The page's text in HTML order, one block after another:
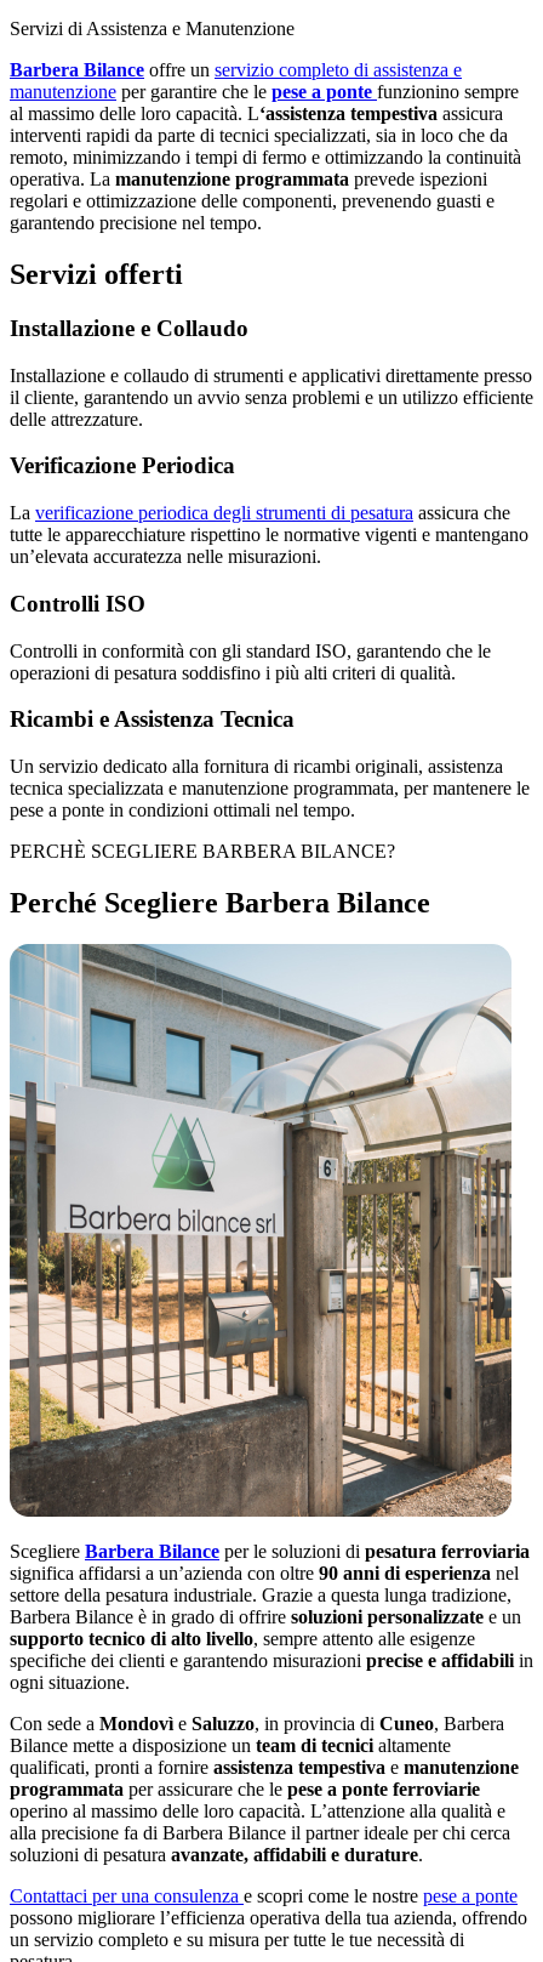
Servizi di Assistenza e Manutenzione
Barbera Bilance offre un servizio completo di assistenza e
manutenzione per garantire che le pese a ponte funzionino sempre
al massimo delle loro capacità. L‘assistenza tempestiva assicura
interventi rapidi da parte di tecnici specializzati, sia in loco che da
remoto, minimizzando i tempi di fermo e ottimizzando la continuità
operativa. La manutenzione programmata prevede ispezioni
regolari e ottimizzazione delle componenti, prevenendo guasti e
garantendo precisione nel tempo.
Servizi offerti
Installazione e Collaudo
Installazione e collaudo di strumenti e applicativi direttamente presso
il cliente, garantendo un avvio senza problemi e un utilizzo efficiente
delle attrezzature.
Verificazione Periodica
La verificazione periodica degli strumenti di pesatura assicura che
tutte le apparecchiature rispettino le normative vigenti e mantengano
un’elevata accuratezza nelle misurazioni.
Controlli ISO
Controlli in conformità con gli standard ISO, garantendo che le
operazioni di pesatura soddisfino i più alti criteri di qualità.
Ricambi e Assistenza Tecnica
Un servizio dedicato alla fornitura di ricambi originali, assistenza
tecnica specializzata e manutenzione programmata, per mantenere le
pese a ponte in condizioni ottimali nel tempo.
PERCHÈ SCEGLIERE BARBERA BILANCE?
Perché Scegliere Barbera Bilance
Scegliere Barbera Bilance per le soluzioni di pesatura ferroviaria
significa affidarsi a un’azienda con oltre 90 anni di esperienza nel
settore della pesatura industriale. Grazie a questa lunga tradizione,
Barbera Bilance è in grado di offrire soluzioni personalizzate e un
supporto tecnico di alto livello, sempre attento alle esigenze
specifiche dei clienti e garantendo misurazioni precise e affidabili in
ogni situazione.
Con sede a Mondovì e Saluzzo, in provincia di Cuneo, Barbera
Bilance mette a disposizione un team di tecnici altamente
qualificati, pronti a fornire assistenza tempestiva e manutenzione
programmata per assicurare che le pese a ponte ferroviarie
operino al massimo delle loro capacità. L’attenzione alla qualità e
alla precisione fa di Barbera Bilance il partner ideale per chi cerca
soluzioni di pesatura avanzate, affidabili e durature.
Contattaci per una consulenza e scopri come le nostre pese a ponte
possono migliorare l’efficienza operativa della tua azienda, offrendo
un servizio completo e su misura per tutte le tue necessità di